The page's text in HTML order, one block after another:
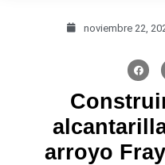
noviembre 22,
arroyo